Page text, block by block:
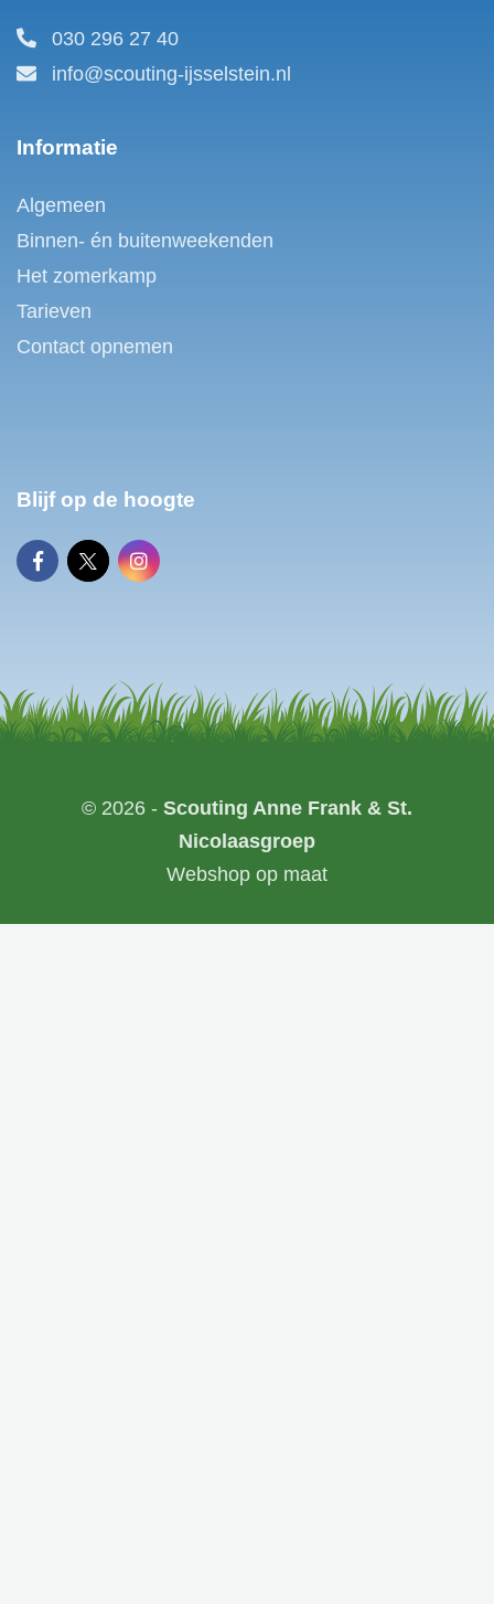
030 296 27 40
info@scouting-ijsselstein.nl
Informatie
Algemeen
Binnen- én buitenweekenden
Het zomerkamp
Tarieven
Contact opnemen
Blijf op de hoogte
© 2026 - Scouting Anne Frank & St.
Nicolaasgroep
Webshop op maat